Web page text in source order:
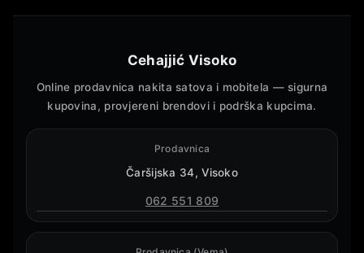
Cehajjić Visoko
Online prodavnica nakita satova i mobitela — sigurna
kupovina, provjereni brendovi i podrška kupcima.
Prodavnica
Čaršijska 34, Visoko
062 551 809